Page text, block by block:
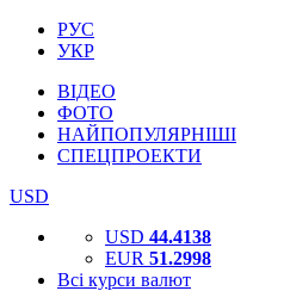
РУС
УКР
ВІДЕО
ФОТО
НАЙПОПУЛЯРНІШІ
СПЕЦПРОЕКТИ
USD
USD 44.4138
EUR 51.2998
Всі курси валют